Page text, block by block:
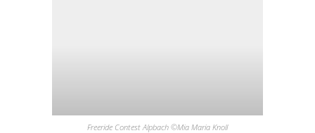
Freeride Contest Alpbach ©Mia Maria Knoll